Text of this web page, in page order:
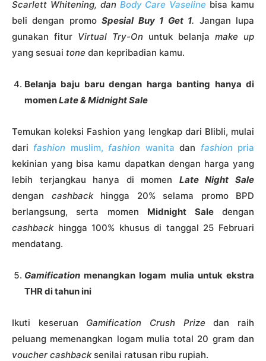
Scarlett Whitening, dan Body Care Vaseline bisa kamu
beli dengan promoSpesial Buy 1 Get 1. Jangan lupa
gunakan fitur Virtual Try-On untuk belanja make up
yang sesuai tone dan kepribadian kamu.
Belanja baju baru dengan harga banting hanya di
momenLate & Midnight Sale
Temukan koleksi Fashion yang lengkap dari Blibli, mulai
dari fashion muslim, fashion wanita dan fashion pria
kekinian yang bisa kamu dapatkan dengan harga yang
lebih terjangkau hanya di momen Late Night Sale
dengan cashbackhingga 20% selama promo BPD
berlangsung, serta momen Midnight Saledengan
cashback hingga 100% khusus di tanggal 25 Februari
mendatang.
Gamification menangkan logam mulia untuk ekstra
THR di tahun ini
Ikuti keseruan Gamification Crush Prizedan raih
peluang memenangkan logam mulia total 20 gram dan
voucher cashback senilai ratusan ribu rupiah.